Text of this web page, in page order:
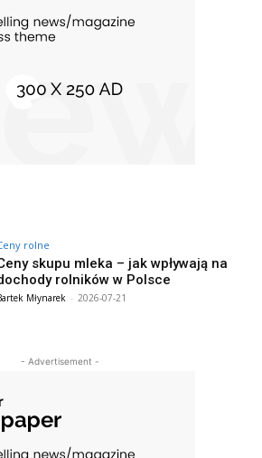
rolne
skupu mleka – jak wpływają na
rolników w Polsce
Młynarek - 2026-07-21
- Advertisement -